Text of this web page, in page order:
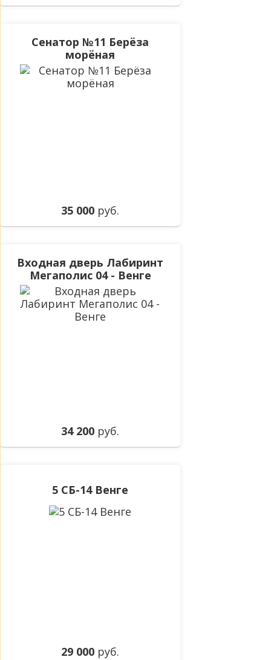
Сенатор №11 Берёза
морёная
35 000 руб.
Входная дверь Лабиринт
Мегаполис 04 - Венге
34 200 руб.
5 СБ-14 Венге
29 000 руб.